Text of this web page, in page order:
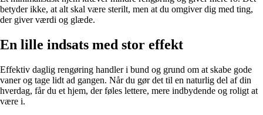
betyder ikke, at alt skal være sterilt, men at du omgiver dig med ting,
der giver værdi og glæde.
En lille indsats med stor effekt
Effektiv daglig rengøring handler i bund og grund om at skabe gode
vaner og tage lidt ad gangen. Når du gør det til en naturlig del af din
hverdag, får du et hjem, der føles lettere, mere indbydende og roligt at
være i.